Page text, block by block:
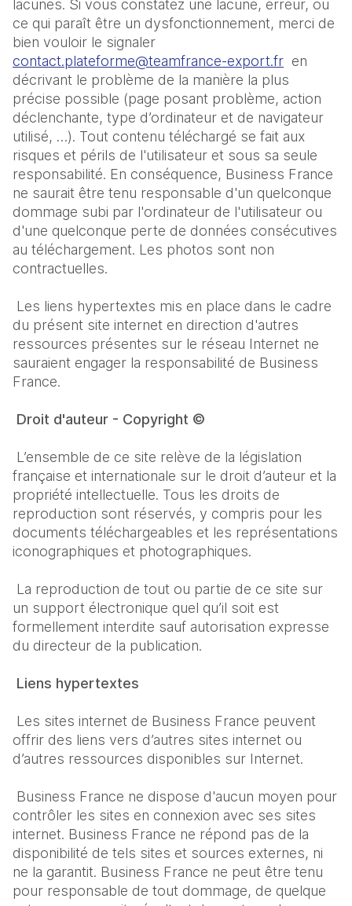
lacunes. Si vous constatez une lacune, erreur, ou
ce qui paraît être un dysfonctionnement, merci de
contact.plateforme@teamfrance-export.fr en
décrivant le problème de la manière la plus
précise possible (page posant problème, action
déclenchante, type d’ordinateur et de navigateur
utilisé, …). Tout contenu téléchargé se fait aux
risques et périls de l'utilisateur et sous sa seule
responsabilité. En conséquence, Business France
ne saurait être tenu responsable d'un quelconque
dommage subi par l'ordinateur de l'utilisateur ou
d'une quelconque perte de données consécutives
au téléchargement. Les photos sont non
contractuelles.
du présent site internet en direction d'autres
ressources présentes sur le réseau Internet ne
sauraient engager la responsabilité de Business
France.
Droit d'auteur - Copyright ©
L’ensemble de ce site relève de la législation
française et internationale sur le droit d’auteur et la
propriété intellectuelle. Tous les droits de
reproduction sont réservés, y compris pour les
documents téléchargeables et les représentations
iconographiques et photographiques.
un support électronique quel qu’il soit est
formellement interdite sauf autorisation expresse
du directeur de la publication.
Liens hypertextes
Les sites internet de Business France peuvent
offrir des liens vers d’autres sites internet ou
d’autres ressources disponibles sur Internet.
contrôler les sites en connexion avec ses sites
internet. Business France ne répond pas de la
disponibilité de tels sites et sources externes, ni
ne la garantit. Business France ne peut être tenu
pour responsable de tout dommage, de quelque